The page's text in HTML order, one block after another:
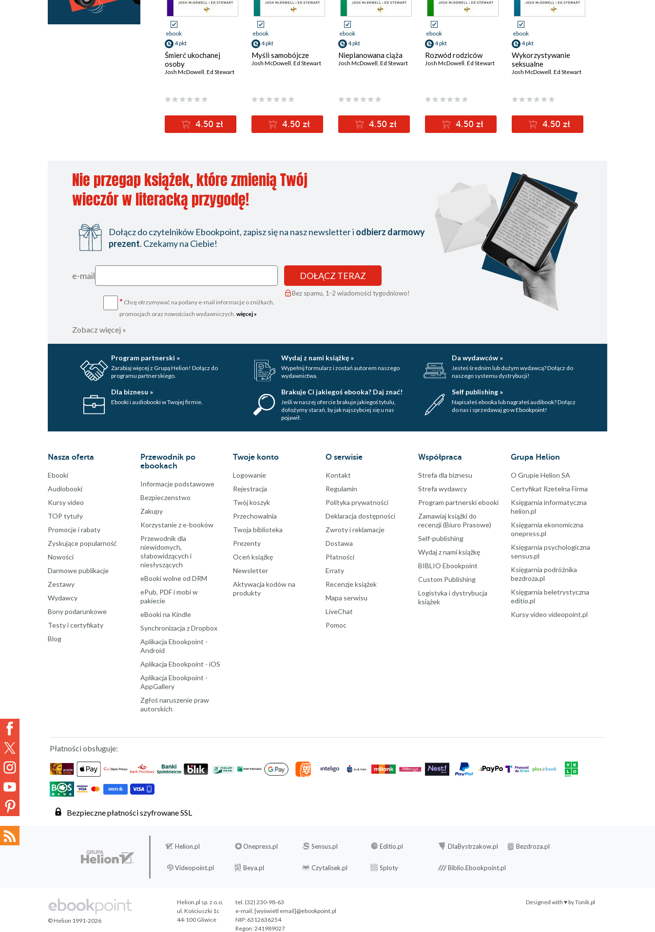
ebook
4 pkt
Śmierć ukochanej
osoby
Josh McDowell, Ed Stewart
4.50 zł
ebook
4 pkt
Myśli samobójcze
Josh McDowell, Ed Stewart
4.50 zł
ebook
4 pkt
Nieplanowana ciąża
Josh McDowell, Ed Stewart
4.50 zł
ebook
4 pkt
Rozwód rodziców
Josh McDowell, Ed Stewart
4.50 zł
ebook
4 pkt
Wykorzystywanie
seksualne
Josh McDowell, Ed Stewart
4.50 zł
Nie przegap książek, które zmienią Twój
wieczór w literacką przygodę!
Dołącz do czytelników Ebookpoint, zapisz się na nasz newsletter i odbierz darmowy
prezent. Czekamy na Ciebie!
e-mail
* Chcę otrzymywać na podany e-mail informacje o zniżkach,
promocjach oraz nowościach wydawniczych. więcej »
DOŁĄCZ TERAZ
Bez spamu, 1-2 wiadomości tygodniowo!
Zobacz więcej »
Program partnerski »
Zarabiaj więcej z Grupą Helion! Dołącz do
programu partnerskiego.
Wydaj z nami książkę »
Wypełnij formularz i zostań autorem naszego
wydawnictwa.
Da wydawców »
Jesteś średnim lub dużym wydawcą? Dołącz do
naszego systemu dystrybucji!
Dla biznesu »
Ebooki i audiobooki w Twojej firmie.
Brakuje Ci jakiegoś ebooka? Daj znać!
Jeśli w naszej ofercie brakuje jakiegoś tytulu,
dołożymy starań, by jak najszybciej się u nas
pojawił.
Self publishing »
Napisałeś ebooka lub nagrałeś audibook? Dołącz
do nas i sprzedawaj go w Ebookpoint!
Nasza oferta
Ebooki
Audiobooki
Kursy video
TOP tytuły
Promocje i rabaty
Zyskujące popularność
Nowości
Darmowe publikacje
Zestawy
Wydawcy
Bony podarunkowe
Testy i certyfikaty
Blog
Przewodnik po
ebookach
Informacje podstawowe
Bezpieczenstwo
Zakupy
Korzystanie z e-booków
Przewodnik dla
niewidomych,
słabowidzących i
niesłyszących
eBooki wolne od DRM
ePub, PDF i mobi w
pakiecie
eBooki na Kindle
Synchronizacja z Dropbox
Aplikacja Ebookpoint -
Android
Aplikacja Ebookpoint - iOS
Aplikacja Ebookpoint -
AppGallery
Zgłoś naruszenie praw
autorskich
Twoje konto
Logowanie
Rejestracja
Twój koszyk
Przechowalnia
Twoja biblioteka
Prezenty
Oceń książkę
Newsletter
Aktywacja kodów na
produkty
O serwisie
Kontakt
Regulamin
Polityka prywatności
Deklaracja dostępności
Zwroty i reklamacje
Dostawa
Płatności
Erraty
Recenzje książek
Mapa serwisu
LiveChat
Pomoc
Współpraca
Strefa dla biznesu
Strefa wydawcy
Program partnerski ebooki
Zamawiaj książki do
recenzji (Biuro Prasowe)
Self-publishing
Wydaj z nami książkę
BIBLIO Ebookpoint
Custom Publishing
Logistyka i dystrybucja
książek
Grupa Helion
O Grupie Helion SA
Certyfikat Rzetelna Firma
Księgarnia informatyczna
helion.pl
Księgarnia ekonomiczna
onepress.pl
Księgarnia psychologiczna
sensus.pl
Księgarnia podróżnika
bezdroza.pl
Księgarnia beletrystyczna
editio.pl
Kursy video videopoint.pl
Płatności obsługuje:
Bezpieczne płatności szyfrowane SSL
Helion.pl Onepress.pl Sensus.pl Editio.pl DlaBystrzakow.pl Bezdroza.pl
Videopoint.pl Beya.pl Czytalisek.pl Sploty Biblio.Ebookpoint.pl
Designed with ♥ byTonik.pl
© Helion 1991-2026
Helion.pl sp. z o.o.
ul. Kościuszki 1c
44-100 Gliwice
tel. (32) 230-98-63
e-mail:[wyświetl email]@ebookpoint.pl
NIP: 6312636254
Regon: 241989027